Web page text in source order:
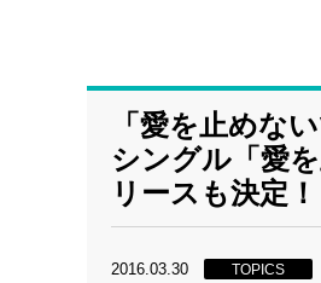
「愛を止めな
シングル「愛
リースも決定！
2016.03.30 TOPICS